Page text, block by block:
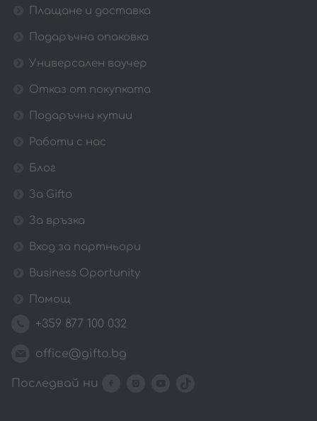
Плащане и доставка
Подаръчна опаковка
Универсален ваучер
Отказ от покупката
Подаръчни кутии
Работи с нас
Блог
За Gifto
За връзка
Вход за партньори
Business Oportunity
Помощ
+359 877 100 032
office@gifto.bg
Последвай ни